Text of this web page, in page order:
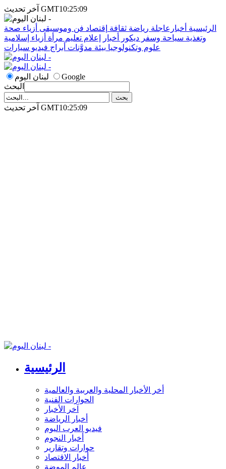
آخر تحديث GMT10:25:09
الرئيسية أخبارعاجلة رياضة ثقافة إقتصاد فن وموسيقى أزياء صحة
وتغذية سياحة وسفر ديكور أخبار إعلام تعليم مرأة أزياء إسلامية
علوم وتكنولوجيا بيئة مدوَّنات أبراج فيديو سيارات
لبنان اليوم
Google
البحث
آخر تحديث GMT10:25:09
الرئيسية
أخر الأخبار المحلية والعربية والعالمية
الحوارات الفنية
آخر الأخبار
أخبار الرياضة
فيديو العرب اليوم
أخبار النجوم
حوارات وتقارير
أخبار الاقتصاد
عالم الموضة